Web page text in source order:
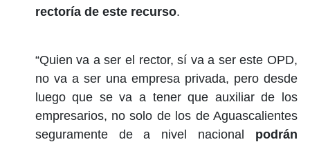
rectoría de este recurso.
“Quien va a ser el rector, sí va a ser este OPD,
no va a ser una empresa privada, pero desde
luego que se va a tener que auxiliar de los
empresarios, no solo de los de Aguascalientes
seguramente de a nivel nacional podrán